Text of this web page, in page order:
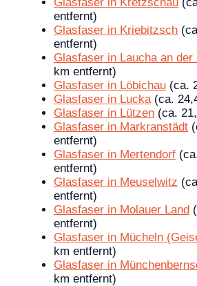
entfernt)
Glasfaser in Kriebitzsch
entfernt)
Glasfaser in Laucha an der
km entfernt)
Glasfaser in Löbichau (ca.
Glasfaser in Lucka (ca.
Glasfaser in Lützen (ca.
Glasfaser in Markranstädt
entfernt)
Glasfaser in Mertendorf
entfernt)
Glasfaser in Meuselwitz
entfernt)
Glasfaser in Molauer Land
entfernt)
Glasfaser in Mücheln
km entfernt)
Glasfaser in
km entfernt)